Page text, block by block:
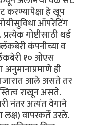
करण्यापेक्षा हे खूप
ऑपरेटिंग
गोष्टीसाठी थर्ड
कंपनीच्या व
१० ओएस
ही
आले असते तर
राखून असते.
नंतर अत्यंत वेगाने
वापरकर्ते उरले.